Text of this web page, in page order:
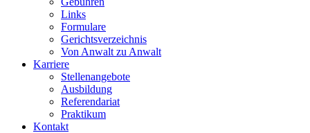
Links
Formulare
Gerichtsverzeichnis
Von Anwalt zu Anwalt
Karriere
Stellenangebote
Ausbildung
Referendariat
Praktikum
Kontakt